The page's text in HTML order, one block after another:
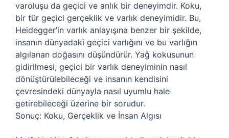
varoluşu da geçici ve anlık bir deneyimdir. Koku,
bir tür geçici gerçeklik ve varlık deneyimidir. Bu,
Heidegger’in varlık anlayışına benzer bir şekilde,
insanın dünyadaki geçici varlığını ve bu varlığın
algılanan doğasını düşündürür. Yağ kokusunun
gidirilmesi, geçici bir varlık deneyiminin nasıl
dönüştürülebileceği ve insanın kendisini
çevresindeki dünyayla nasıl uyumlu hale
getirebileceği üzerine bir sorudur.
Sonuç: Koku, Gerçeklik ve İnsan Algısı